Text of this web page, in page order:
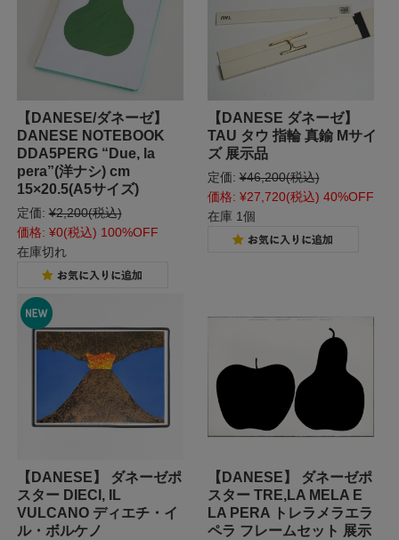
【DANESE/ダネーゼ】
DANESE NOTEBOOK
DDA5PERG “Due, la
pera”(洋ナシ) cm
15×20.5(A5サイズ)
定価: ¥2,200(税込)
価格: ¥0(税込) 100%OFF
在庫切れ
【DANESE ダネーゼ】
TAU タウ 指輪 真鍮 Mサイ
ズ 展示品
定価: ¥46,200(税込)
価格: ¥27,720(税込) 40%OFF
在庫 1個
【DANESE】 ダネーゼポ
スター DIECI, IL
VULCANO ディエチ・イ
ル・ボルケノ
【DANESE】 ダネーゼポ
スター TRE,LA MELA E
LA PERA トレラメラエラ
ペラ フレームセット 展示